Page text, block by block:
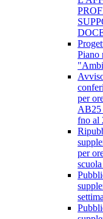
Piano
per
AB25
fno al
per